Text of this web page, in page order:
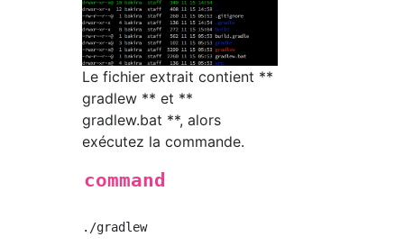
Le fichier extrait contient **
gradlew ** et **
gradlew.bat **, alors
exécutez la commande.
command
./gradlew